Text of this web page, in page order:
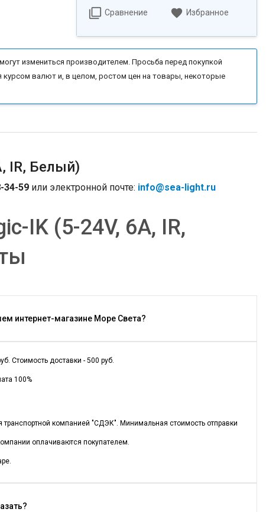
Сравнение Избранное
измениться производителем. Просьба перед покупкой
курсом валют и, в целом, ростом цен на товары, некоторые
IR, Белый)
34-59 или электронной почте: info@sea-light.ru
IK (5-24V, 6A, IR,
интернет-магазине Море Света?
Стоимость доставки - 500 руб.
100%
компанией "СДЭК". Минимальная стоимость отправки
оплачиваются покупателем.